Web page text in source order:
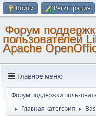
Войти Регистрация
Форум
пользователей
Apache
Главное меню
Форум поддержки
► Главная категория ►